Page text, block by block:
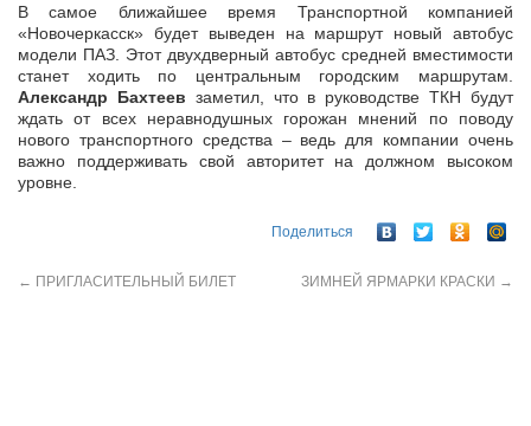
В самое ближайшее время Транспортной компанией
«Новочеркасск» будет выведен на маршрут новый автобус
модели ПАЗ. Этот двухдверный автобус средней вместимости
станет ходить по центральным городским маршрутам.
Александр Бахтеев заметил, что в руководстве ТКН будут
ждать от всех неравнодушных горожан мнений по поводу
нового транспортного средства – ведь для компании очень
важно поддерживать свой авторитет на должном высоком
уровне.
Поделиться
← ПРИГЛАСИТЕЛЬНЫЙ БИЛЕТ ЗИМНЕЙ ЯРМАРКИ КРАСКИ →